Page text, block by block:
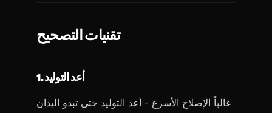
تقنيات التصحيح
1. أعد التوليد
غالباً الإصلاح الأسرع - أعد التوليد حتى تبدو اليدان